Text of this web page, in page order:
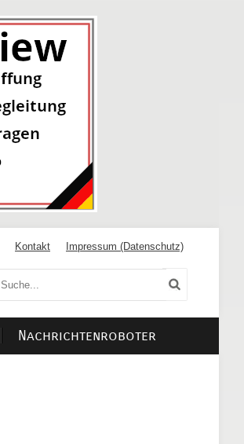
Kontakt Impressum (Datenschutz)
Nachrichtenroboter